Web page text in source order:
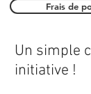
Frais de
Un simple
initiative !